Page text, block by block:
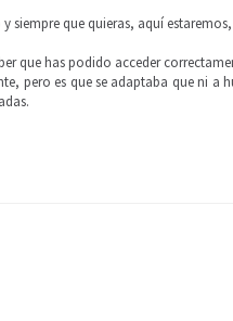
siempre que quieras, aquí
que has podido acceder
pero es que se adaptaba que ni a